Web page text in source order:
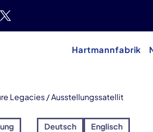
Hartmannfabrik
Legacies / Ausstellungssatellit
Deutsch Englisch